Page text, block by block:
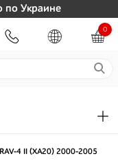
по Украине
0
4 II (XA20) 2000-2005